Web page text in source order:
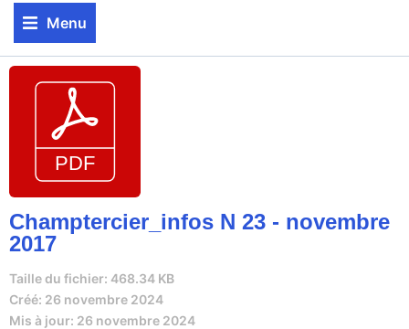
Menu
Champtercier_infos N 23 - novembre
2017
Taille du fichier: 468.34 KB
Créé: 26 novembre 2024
Mis à jour: 26 novembre 2024